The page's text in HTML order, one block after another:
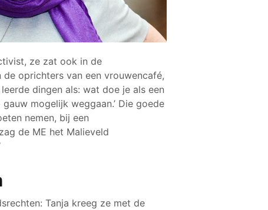
ze zat ook in de
de oprichters van een vrouwencafé,
dingen als: wat doe je als een
mogelijk weggaan.’ Die goede
nemen, bij een
de ME het Malieveld
Tanja kreeg ze met de